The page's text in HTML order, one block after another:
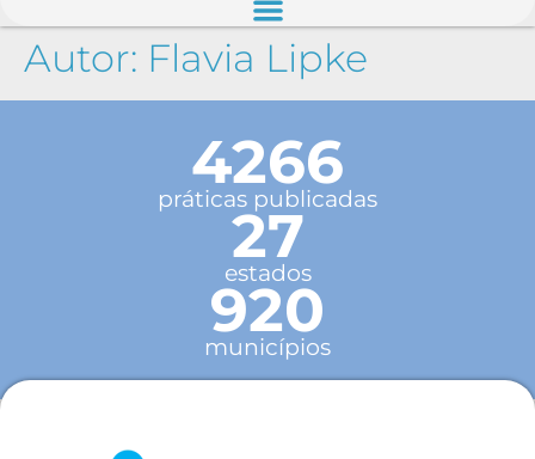
Autor: Flavia Lipke
4266
práticas publicadas
27
estados
920
municípios